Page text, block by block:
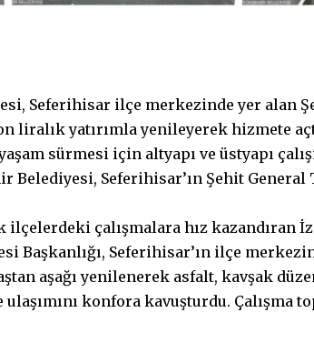
Seferihisar ilçe merkezinde yer alan
liralık yatırımla yenileyerek hizmete
sürmesi için altyapı ve üstyapı
Belediyesi, Seferihisar’ın Şehit General
ilçelerdeki çalışmalara hız kazandıran
Başkanlığı, Seferihisar’ın ilçe
aşağı yenilenerek asfalt, kavşak
ulaşımını konfora kavuşturdu. Çalışma